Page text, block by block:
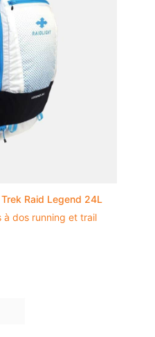
Raid Legend 24L
à dos running et trail